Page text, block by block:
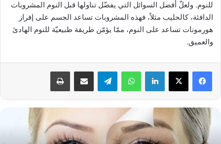
للنوم. ولعلّ أفضل السوائل التي يفضّل تناولها قبل النوم المشروبات
الدافئة، كالحليب مثلاً، فهذه المشروبات تساعد الجسم على إفراز
هورمونات تساعد على النوم، ممّا يؤمّن طريقة طبيعيّة للنوم الهادئ
والعميق.
فيسبوك لينكدإن واتساب